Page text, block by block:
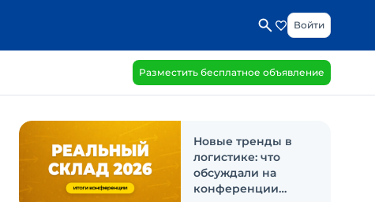
Войти
Разместить бесплатное объявление
Новые тренды в
логистике: что
обсуждали на
конференции